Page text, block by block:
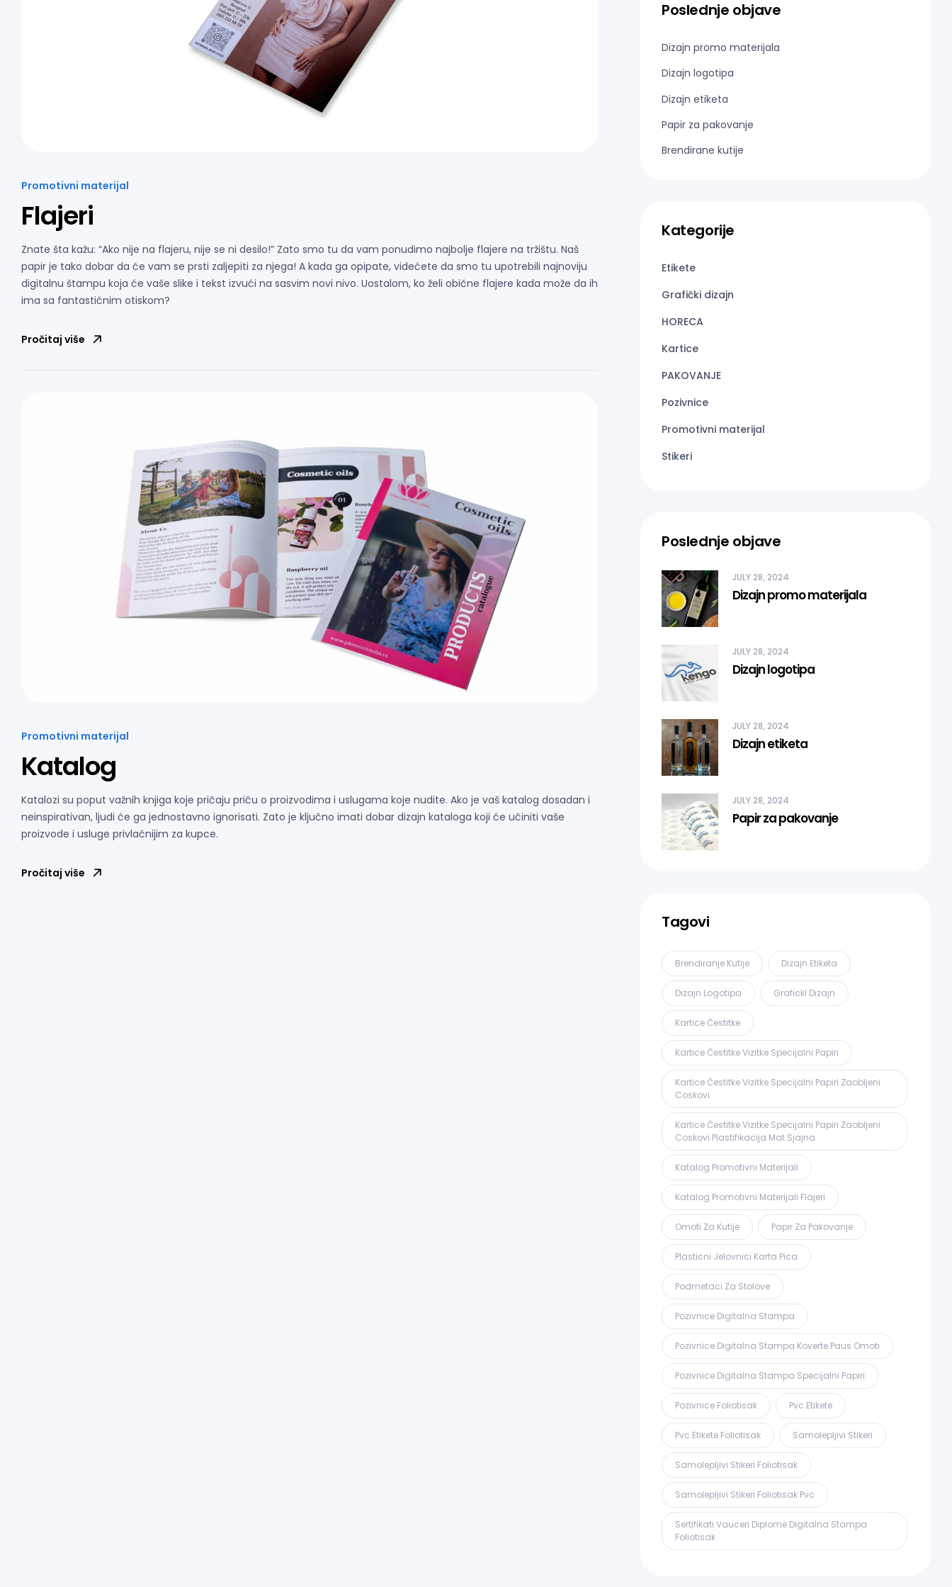
Promotivni materijal
Flajeri
Znate šta kažu: “Ako nije na flajeru, nije se ni desilo!” Zato smo tu da vam ponudimo najbolje flajere na tržištu. Naš
papir je tako dobar da će vam se prsti zaljepiti za njega! A kada ga opipate, videćete da smo tu upotrebili najnoviju
digitalnu štampu koja će vaše slike i tekst izvući na sasvim novi nivo. Uostalom, ko želi obične flajere kada može da ih
ima sa fantastičnim otiskom?
Pročitaj više
Promotivni materijal
Katalog
Katalozi su poput važnih knjiga koje pričaju priču o proizvodima i uslugama koje nudite. Ako je vaš katalog dosadan i
neinspirativan, ljudi će ga jednostavno ignorisati. Zato je ključno imati dobar dizajn kataloga koji će učiniti vaše
proizvode i usluge privlačnijim za kupce.
Pročitaj više
Poslednje objave
Dizajn promo materijala
Dizajn logotipa
Dizajn etiketa
Papir za pakovanje
Brendirane kutije
Kategorije
Etikete
Grafički dizajn
HORECA
Kartice
PAKOVANJE
Pozivnice
Promotivni materijal
Stikeri
Poslednje objave
JULY 28, 2024
Dizajn promo materijala
JULY 28, 2024
Dizajn logotipa
JULY 28, 2024
Dizajn etiketa
JULY 28, 2024
Papir za pakovanje
Tagovi
Brendiranje Kutije Dizajn Etiketa
Dizajn Logotipa Graficki Dizajn
Kartice Čestitke
Kartice Čestitke Vizitke Specijalni Papiri
Kartice Čestitke Vizitke Specijalni Papiri Zaobljeni
Coskovi
Kartice Čestitke Vizitke Specijalni Papiri Zaobljeni
Coskovi Plastifikacija Mat Sjajna
Katalog Promotivni Materijali
Katalog Promotivni Materijali Flajeri
Omoti Za Kutije Papir Za Pakovanje
Plasticni Jelovnici Karta Pica
Podmetaci Za Stolove
Pozivnice Digitalna Stampa
Pozivnice Digitalna Stampa Koverte Paus Omoti
Pozivnice Digitalna Stampa Specijalni Papiri
Pozivnice Foliotisak Pvc Etikete
Pvc Etikete Foliotisak Samolepljivi Stikeri
Samolepljivi Stikeri Foliotisak
Samolepljivi Stikeri Foliotisak Pvc
Sertifikati Vauceri Diplome Digitalna Stampa
Foliotisak